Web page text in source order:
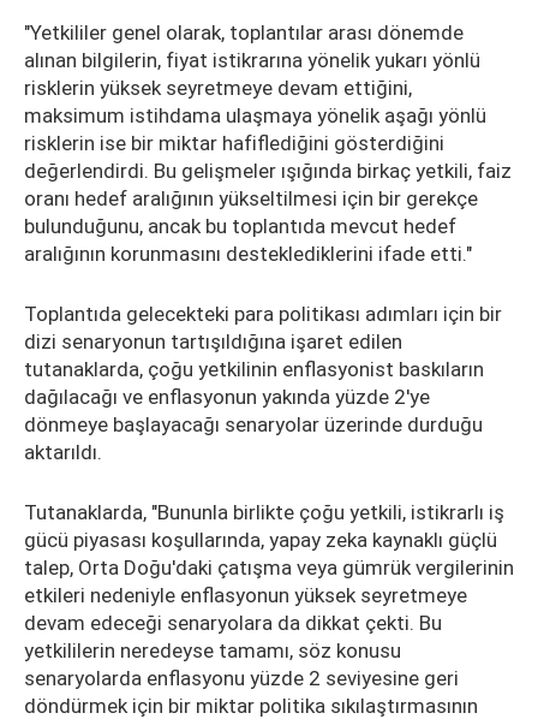
"Yetkililer genel olarak, toplantılar arası dönemde
alınan bilgilerin, fiyat istikrarına yönelik yukarı yönlü
risklerin yüksek seyretmeye devam ettiğini,
maksimum istihdama ulaşmaya yönelik aşağı yönlü
risklerin ise bir miktar hafiflediğini gösterdiğini
değerlendirdi. Bu gelişmeler ışığında birkaç yetkili, faiz
oranı hedef aralığının yükseltilmesi için bir gerekçe
bulunduğunu, ancak bu toplantıda mevcut hedef
aralığının korunmasını desteklediklerini ifade etti."
Toplantıda gelecekteki para politikası adımları için bir
dizi senaryonun tartışıldığına işaret edilen
tutanaklarda, çoğu yetkilinin enflasyonist baskıların
dağılacağı ve enflasyonun yakında yüzde 2'ye
dönmeye başlayacağı senaryolar üzerinde durduğu
aktarıldı.
Tutanaklarda, "Bununla birlikte çoğu yetkili, istikrarlı iş
gücü piyasası koşullarında, yapay zeka kaynaklı güçlü
talep, Orta Doğu'daki çatışma veya gümrük vergilerinin
etkileri nedeniyle enflasyonun yüksek seyretmeye
devam edeceği senaryolara da dikkat çekti. Bu
yetkililerin neredeyse tamamı, söz konusu
senaryolarda enflasyonu yüzde 2 seviyesine geri
döndürmek için bir miktar politika sıkılaştırmasının